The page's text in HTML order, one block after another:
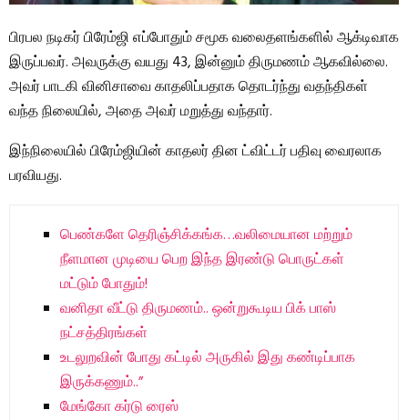
பிரபல நடிகர் பிரேம்ஜி எப்போதும் சமூக வலைதளங்களில் ஆக்டிவாக
இருப்பவர். அவருக்கு வயது 43, ​​இன்னும் திருமணம் ஆகவில்லை.
அவர் பாடகி வினிசாவை காதலிப்பதாக தொடர்ந்து வதந்திகள்
வந்த நிலையில், அதை அவர் மறுத்து வந்தார்.
இந்நிலையில் பிரேம்ஜியின் காதலர் தின ட்விட்டர் பதிவு வைரலாக
பரவியது.
பெண்களே தெரிஞ்சிக்கங்க…வலிமையான மற்றும்
நீளமான முடியை பெற இந்த இரண்டு பொருட்கள்
மட்டும் போதும்!
வனிதா வீட்டு திருமணம்.. ஒன்றுகூடிய பிக் பாஸ்
நட்சத்திரங்கள்
உடலுறவின் போது கட்டில் அருகில் இது கண்டிப்பாக
இருக்கணும்..”
மேங்கோ கர்டு ரைஸ்